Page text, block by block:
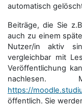
automatisch
Beiträge, die Sie
auch zu einem
Nutzer/in aktiv
vergleichbar mit
Veröffentlichung
nachlesen.
https://
öffentlich. Sie